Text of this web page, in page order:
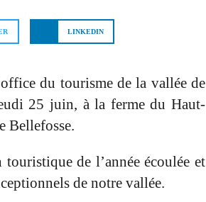
LINKEDIN
du tourisme de la vallée de
25 juin, àla ferme du Haut-
Bellefosse.
de l’année écoulée et
de notre vallée.